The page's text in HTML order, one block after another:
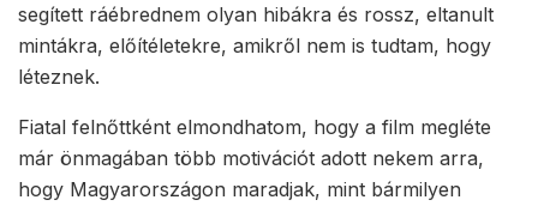
segített ráébrednem olyan hibákra és rossz, eltanult
mintákra, előítéletekre, amikről nem is tudtam, hogy
léteznek.
Fiatal felnőttként elmondhatom, hogy a film megléte
már önmagában több motivációt adott nekem arra,
hogy Magyarországon maradjak, mint bármilyen